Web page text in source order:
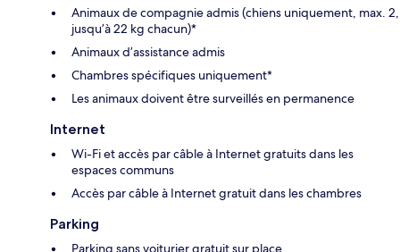
Animaux de compagnie admis (chiens uniquement, max. 2,
jusqu’à 22 kg chacun)*
Animaux d’assistance admis
Chambres spécifiques uniquement*
Les animaux doivent être surveillés en permanence
Internet
Wi-Fi et accès par câble à Internet gratuits dans les
espaces communs
Accès par câble à Internet gratuit dans les chambres
Parking
Parking sans voiturier gratuit sur place